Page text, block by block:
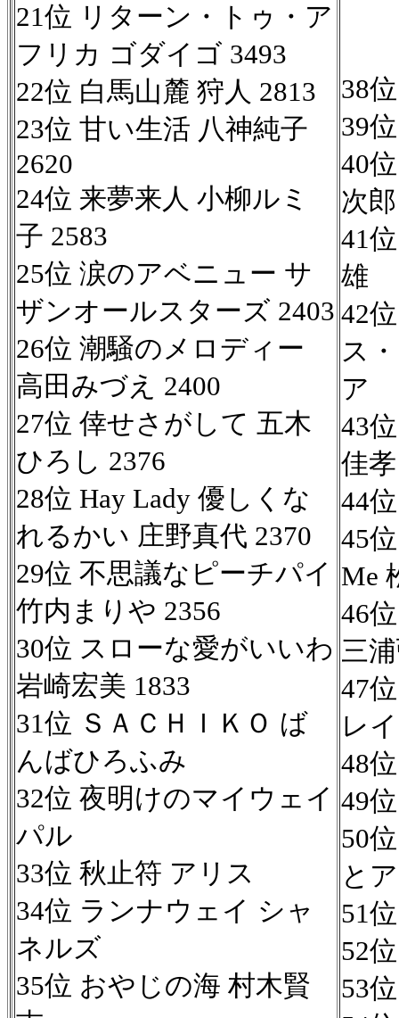
21位 リターン・トゥ・ア
フリカ ゴダイゴ 3493
22位 白馬山麓 狩人 2813
23位 甘い生活 八神純子
2620
24位 来夢来人 小柳ルミ
子 2583
25位 涙のアベニュー サ
ザンオールスターズ 2403
26位 潮騒のメロディー
高田みづえ 2400
27位 倖せさがして 五木
ひろし 2376
28位 Hay Lady 優しくな
れるかい 庄野真代 2370
29位 不思議なピーチパイ
竹内まりや 2356
30位 スローな愛がいいわ
岩崎宏美 1833
31位 ＳＡＣＨＩＫＯ ば
んばひろふみ
32位 夜明けのマイウェイ
パル
33位 秋止符 アリス
34位 ランナウェイ シャ
ネルズ
35位 おやじの海 村木賢
38
39
40
次
41
雄
42
ス
ア
43
佳孝
44
45
Me
46
三
47
レ
48
49
50
と
51
52
53